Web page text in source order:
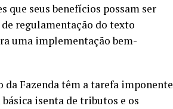
que seus benefícios possam ser
regulamentação do texto
uma implementação bem-
Fazenda têm a tarefa imponente
isenta de tributos e os